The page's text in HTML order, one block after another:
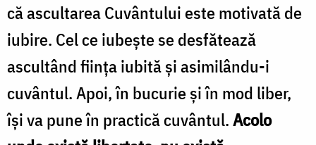
că ascultarea Cuvântului este motivată de
iubire. Cel ce iubeşte se desfătează
ascultând fiinţa iubită şi asimilându-i
cuvântul. Apoi, în bucurie şi în mod liber,
îşi va pune în practică cuvântul.Acolo